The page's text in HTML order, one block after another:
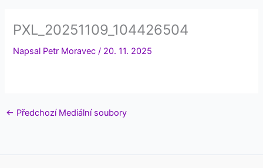
PXL_20251109_104426504
Napsal Petr Moravec/ 20. 11. 2025
← Předchozí Mediální soubory